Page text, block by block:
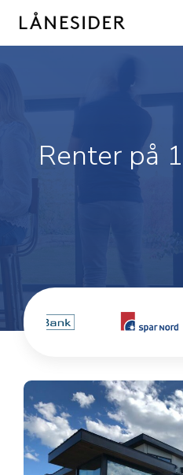
content
Renter på